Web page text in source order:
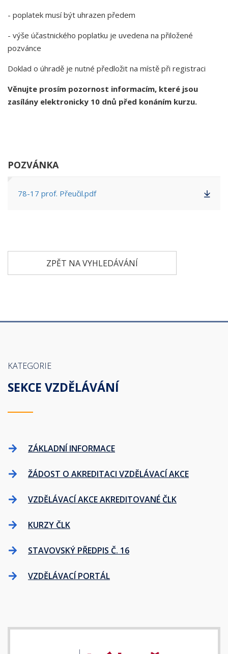
- poplatek musí být uhrazen předem
- výše účastnického poplatku je uvedena na přiložené
pozvánce
Doklad o úhradě je nutné předložit na místě při registraci
Věnujte prosím pozornost informacím, které jsou
zasílány elektronicky 10 dnů před konáním kurzu.
POZVÁNKA
78-17 prof. Přeučil.pdf
ZPĚT NA VYHLEDÁVÁNÍ
KATEGORIE
SEKCE VZDĚLÁVÁNÍ
ZÁKLADNÍ INFORMACE
ŽÁDOST O AKREDITACI VZDĚLÁVACÍ AKCE
VZDĚLÁVACÍ AKCE AKREDITOVANÉ ČLK
KURZY ČLK
STAVOVSKÝ PŘEDPIS Č. 16
VZDĚLÁVACÍ PORTÁL